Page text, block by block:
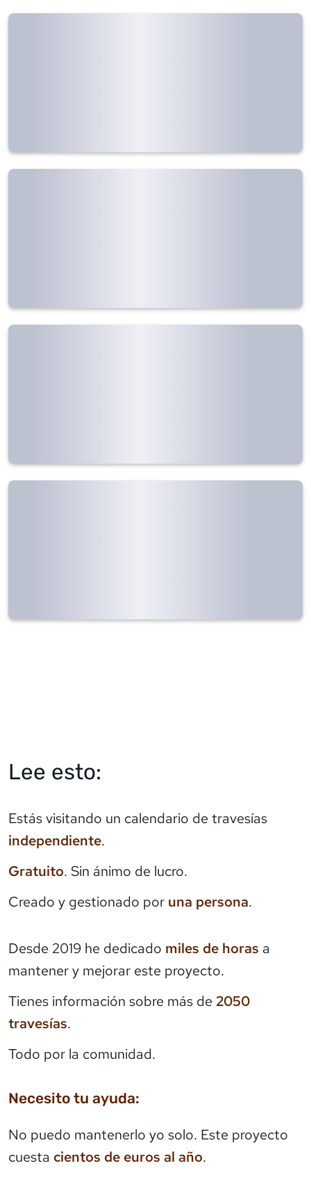
Lee esto:
Estás visitando un calendario de travesías
independiente.
Gratuito. Sin ánimo de lucro.
Creado y gestionado por una persona.
Desde 2019 he dedicado miles de horas a
mantener y mejorar este proyecto.
Tienes información sobre más de 2050
travesías.
Todo por la comunidad.
Necesito tu ayuda:
No puedo mantenerlo yo solo. Este proyecto
cuesta cientos de euros al año.